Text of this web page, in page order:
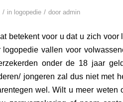
/ in logopedie / door admin
betekent voor u dat u zich voor
vallen voor
onder de 18 jaar
jongeren zal dus niet met
wel. Wilt u meer weten